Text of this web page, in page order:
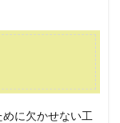
に欠かせない工